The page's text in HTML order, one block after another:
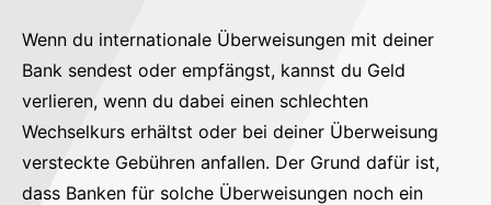
Wenn du internationale Überweisungen mit deiner
Bank sendest oder empfängst, kannst du Geld
verlieren, wenn du dabei einen schlechten
Wechselkurs erhältst oder bei deiner Überweisung
versteckte Gebühren anfallen. Der Grund dafür ist,
dass Banken für solche Überweisungen noch ein